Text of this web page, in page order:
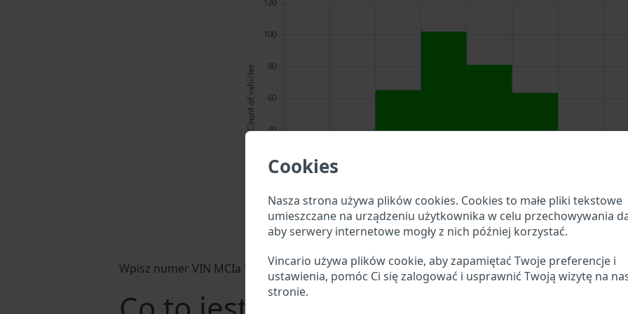
Cookies
Nasza strona używa plików cookies. Cookies to małe pliki tekstowe
umieszczane na urządzeniu użytkownika w celu przechowywania
aby serwery internetowe mogły z nich później korzystać.
Vincario używa plików cookie, aby zapamiętać Twoje preferencje i
ustawienia, pomóc Ci się zalogować i usprawnić Twoją wizytę na
stronie.
Wpisz numer VIN MCIa w pole wyszukiwania powyżej, aby sprawdzić, jakie szczegóły pojazdu są